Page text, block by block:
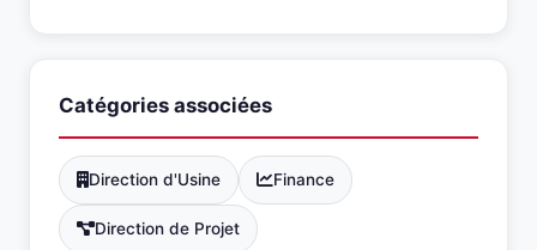
Catégories associées
Direction d'Usine Finance
Direction de Projet